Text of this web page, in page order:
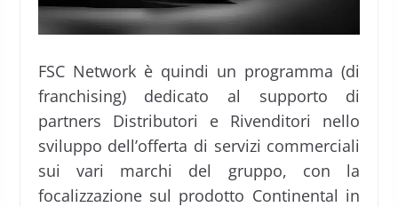
FSC Network è quindi un programma (di
franchising) dedicato al supporto di
partners Distributori e Rivenditori nello
sviluppo dell’offerta di servizi commerciali
sui vari marchi del gruppo, con la
focalizzazione sul prodotto Continental in